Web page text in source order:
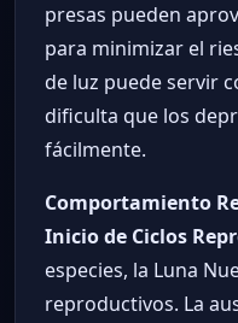
presas pueden
para minimizar el
de luz puede servir
dificulta que los
fácilmente.
Comportamiento
Inicio de Ciclos
especies, la Luna
reproductivos. La